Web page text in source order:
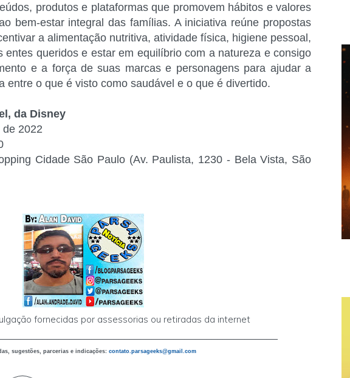
produtos e plataformas que promovem hábitos e valores
bem-estar integral das famílias. A iniciativa reúne propostas
a alimentação nutritiva, atividade física, higiene pessoal,
entes queridos e estar em equilíbrio com a natureza e consigo
e a força de suas marcas e personagens para ajudar a
entre o que é visto como saudável e o que é divertido.
da Disney
2022
Cidade São Paulo (Av. Paulista, 1230 - Bela Vista, São
fornecidas por assessorias ou retiradas da internet
sugestões, parcerias e indicações: contato.parsageeks@gmail.com